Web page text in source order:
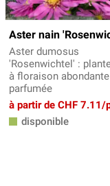
Aster nain
Aster dumosus
'Rosenwichtel' :
à floraison
parfumée
à partir de CHF 7.11/
disponible